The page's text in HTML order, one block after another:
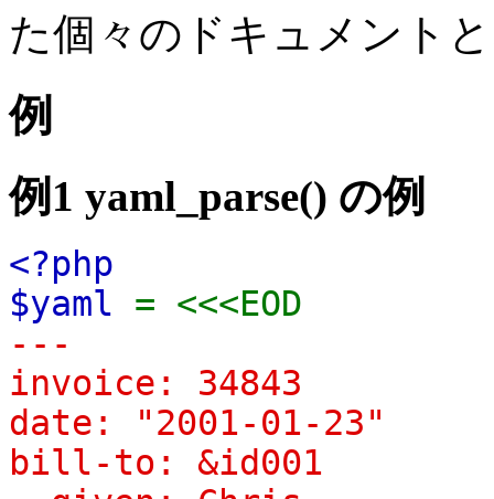
た個々のドキュメント
例
例1 yaml_parse() の例
<?php
$yaml = <<<EOD
---
invoice: 34843
date: "2001-01-23"
bill-to: &id001